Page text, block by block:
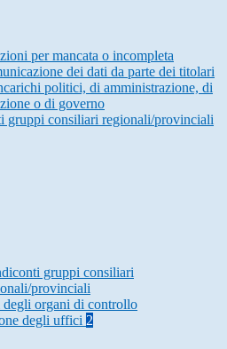
per mancata o incompleta
dei dati da parte dei titolari
politici, di amministrazione, di
o di governo
gruppi consiliari regionali/provinciali
gruppi consiliari
provinciali
organi di controllo
degli uffici 2